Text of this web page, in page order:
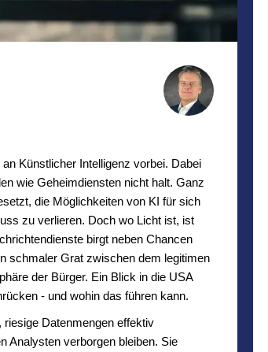
Künstlicher Intelligenz vorbei. Dabei
wie Geheimdiensten nicht halt. Ganz
die Möglichkeiten von KI für sich
zu verlieren. Doch wo Licht ist, ist
birgt neben Chancen
schmaler Grat zwischen dem legitimen
der Bürger. Ein Blick in die USA
- und wohin das führen kann.
Datenmengen effektiv
Analysten verborgen bleiben. Sie